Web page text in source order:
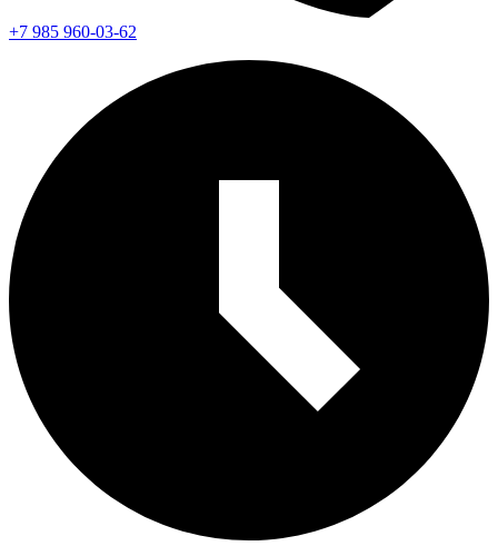
+7 985 960-03-62